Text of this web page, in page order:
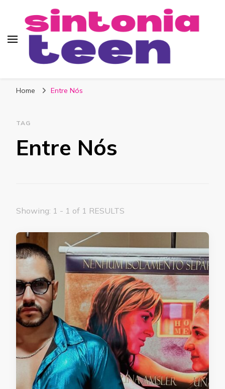
Home Entre Nós
TAG
Entre Nós
Showing: 1 - 1 of 1 RESULTS